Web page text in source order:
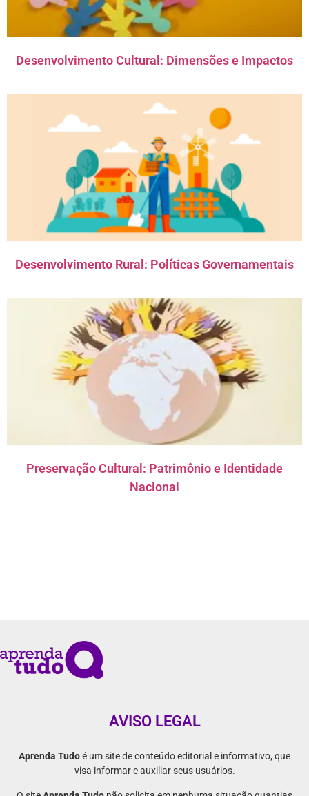
Desenvolvimento Cultural: Dimensões e Impactos
Desenvolvimento Rural: Políticas Governamentais
Preservação Cultural: Patrimônio e Identidade
Nacional
AVISO LEGAL
Aprenda Tudoé um site de conteúdo editorial e informativo, que
visa informar e auxiliar seus usuários.